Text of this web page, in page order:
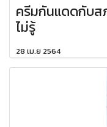
ครีมกันแดดกับส
ไม่รู้
28 เม.ย 2564